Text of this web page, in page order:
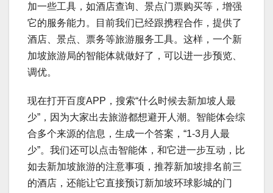
加一些工具，如酒店查询、景点门票购买等，增强
它的服务能力。目前我们已经跟携程合作，提供了
酒店、景点、票务等旅游服务工具。这样，一个新
加坡旅游局的智能体就做好了，可以进一步预览、
调优。
现在打开百度APP，搜索“什么时候去新加坡人最
少”，因为大家出去旅游都想避开人潮。智能体会综
合多个来源的信息，生成一个答案，“1-3月人最
少”。我们还可以点击智能体，和它进一步互动，比
如去新加坡旅游的注意事项，推荐新加坡排名前三
的酒店，还能让它直接预订新加坡环球影城的门